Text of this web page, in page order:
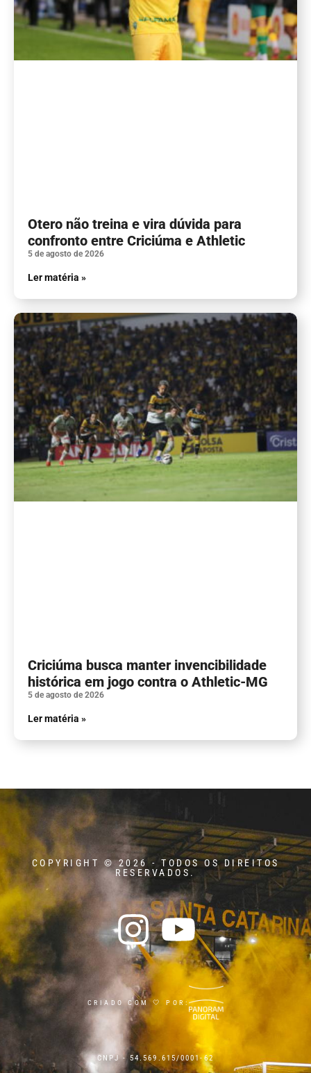
Otero não treina e vira dúvida para
confronto entre Criciúma e Athletic
5 de agosto de 2026
Ler matéria »
Criciúma busca manter invencibilidade
histórica em jogo contra o Athletic-MG
5 de agosto de 2026
Ler matéria »
COPYRIGHT © 2026 - TODOS OS DIREITOS
RESERVADOS.
CRIADO COM 🤍 POR:
CNPJ - 54.569.615/0001-62